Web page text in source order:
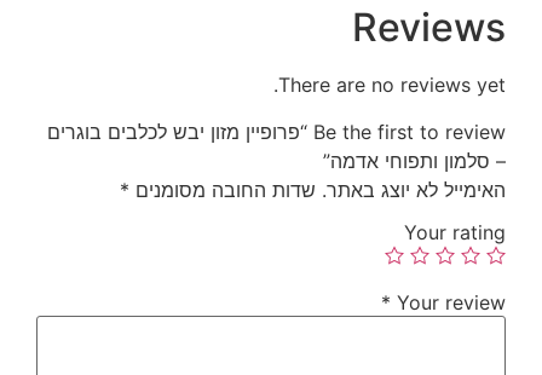
Reviews
There are no reviews yet.
Be the first to review “פרופיין מזון יבש לכלבים בוגרים
– סלמון ותפוחי אדמה”
האימייל לא יוצג באתר. שדות החובה מסומנים *
Your rating
Your review
*